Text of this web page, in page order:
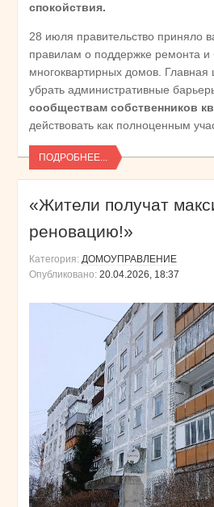
спокойствия.
28 июля правительство приняло
правилам о поддержке ремонта и
многоквартирных домов.
убрать административные
сообществам собственников
действовать как полноценным
ПОДРОБНЕЕ...
«Жители получат
реновацию!»
Категория: ДОМОУПРАВЛЕНИЕ
Опубликовано: 20.04.2026, 18:37